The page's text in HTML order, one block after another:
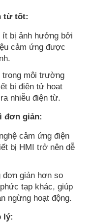
từ tốt:
ít bị ảnh hưởng bởi
cảm ứng được
trong môi trường
bị điện tử hoạt
nhiễu điện từ.
đơn giản:
cảm ứng điện
bị HMI trở nên dễ
đơn giản hơn so
tạp khác, giúp
ngừng hoạt động.
lý: